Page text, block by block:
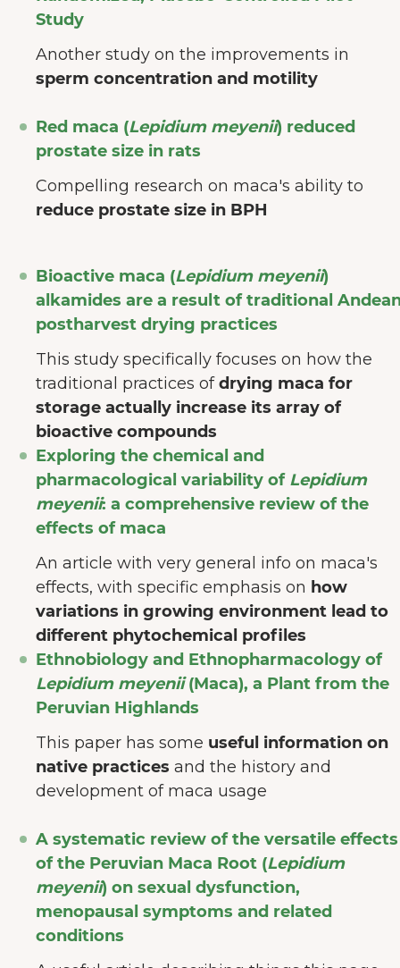
Study
Another study on the improvements in
sperm concentration and motility
Red maca (Lepidium meyenii) reduced
prostate size in rats
Compelling research on maca's ability to
reduce prostate size in BPH
Bioactive maca (Lepidium meyenii)
alkamides are a result of traditional
postharvest drying practices
This study specifically focuses on how the
traditional practices ofdrying maca for
storage actually increase its array of
bioactive compounds
Exploring the chemical and
pharmacological variability of Lepidium
meyenii: a comprehensive review of the
effects of maca
An article with very general info on maca's
effects, with specific emphasis on how
variations in growing environment lead to
different phytochemical profiles
Ethnobiology and Ethnopharmacology of
Lepidium meyenii(Maca), a Plant from the
Peruvian Highlands
This paper has some useful information on
native practices and the history and
development of maca usage
A systematic review of the versatile effects
of the Peruvian Maca Root (Lepidium
meyenii) on sexual dysfunction,
menopausal symptoms and related
conditions